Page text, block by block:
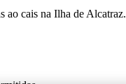
ao cais na Ilha de Alcatraz.